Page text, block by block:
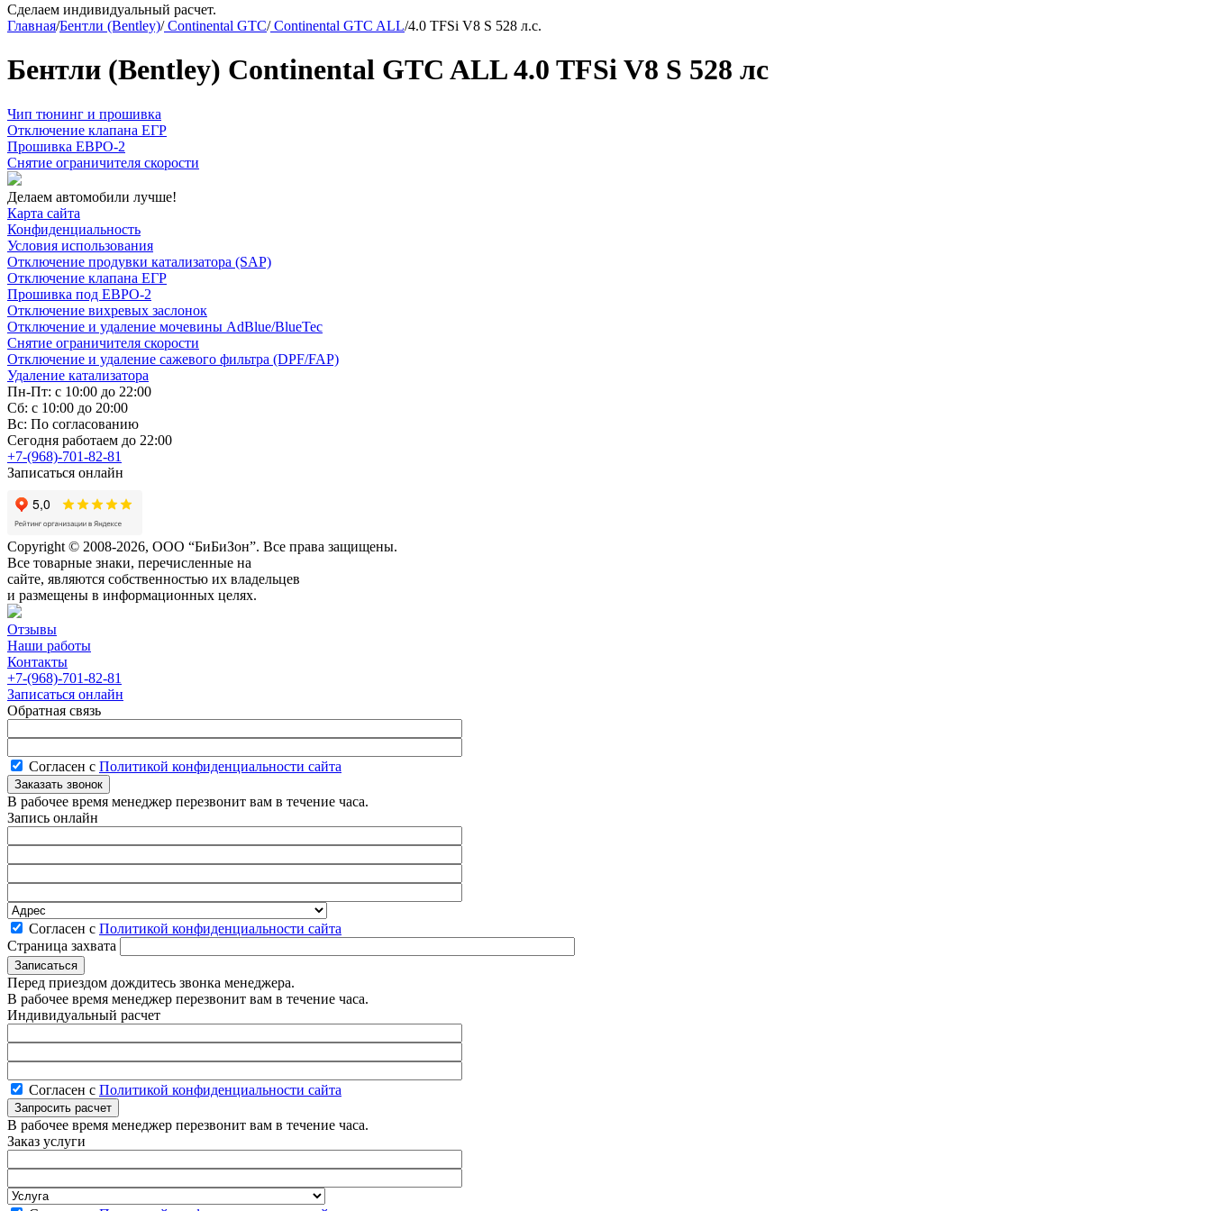
Сделаем индивидуальный расчет.
Главная/Бентли (Bentley)/Continental GTC/Continental GTC ALL/4.0 TFSi V8 S 528 л.с.
Бентли (Bentley) Continental GTC ALL 4.0 TFSi V8 S 528 лс
Чип тюнинг и прошивка
Отключение клапана ЕГР
Прошивка ЕВРО-2
Снятие ограничителя скорости
Делаем автомобили лучше!
Карта сайта
Конфиденциальность
Условия использования
Отключение продувки катализатора (SAP)
Отключение клапана ЕГР
Прошивка под ЕВРО-2
Отключение вихревых заслонок
Отключение и удаление мочевины AdBlue/BlueTec
Снятие ограничителя скорости
Отключение и удаление сажевого фильтра (DPF/FAP)
Удаление катализатора
Пн-Пт: с 10:00 до 22:00
Сб: с 10:00 до 20:00
Вс: По согласованию
Сегодня работаем до 22:00
+7-(968)-701-82-81
Записаться онлайн
Copyright © 2008-2026, ООО “БиБиЗон”. Все права защищены.
Все товарные знаки, перечисленные на
сайте, являются собственностью их владельцев
и размещены в информационных целях.
Отзывы
Наши работы
Контакты
+7-(968)-701-82-81
Записаться онлайн
Обратная связь
Согласен с Политикой конфиденциальности сайта
В рабочее время менеджер перезвонит вам в течение часа.
Запись онлайн
Согласен с Политикой конфиденциальности сайта
Страница захвата
Перед приездом дождитесь звонка менеджера.
В рабочее время менеджер перезвонит вам в течение часа.
Индивидуальный расчет
Согласен с Политикой конфиденциальности сайта
В рабочее время менеджер перезвонит вам в течение часа.
Заказ услуги